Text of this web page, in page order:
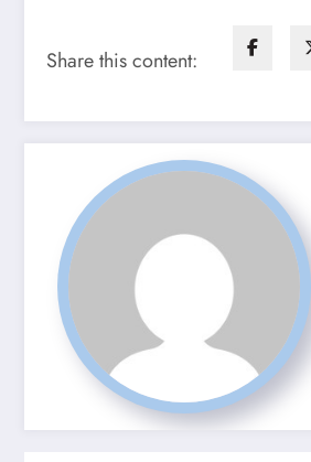
Share this content: